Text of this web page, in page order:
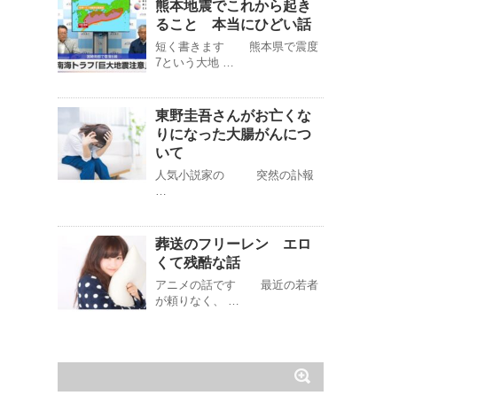
熊本地震でこれから起き
ること 本当にひどい話
短く書きます 熊本県で震度
7という大地 …
東野圭吾さんがお亡くな
りになった大腸がんにつ
いて
人気小説家の 突然の訃報
…
葬送のフリーレン エロ
くて残酷な話
アニメの話です 最近の若者
が頼りなく、 …